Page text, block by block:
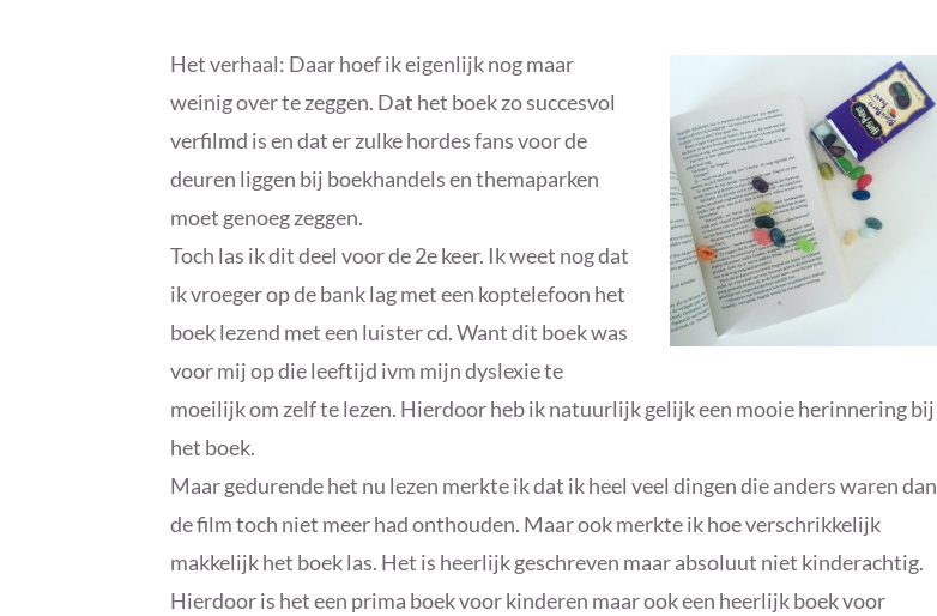
Het verhaal: Daar hoef ik eigenlijk nog maar
weinig over te zeggen. Dat het boek zo succesvol
verfilmd is en dat er zulke hordes fans voor de
deuren liggen bij boekhandels en themaparken
moet genoeg zeggen.
Toch las ik dit deel voor de 2e keer. Ik weet nog dat
ik vroeger op de bank lag met een koptelefoon het
boek lezend met een luister cd. Want dit boek was
voor mij op die leeftijd ivm mijn dyslexie te
moeilijk om zelf te lezen. Hierdoor heb ik natuurlijk gelijk een mooie herinnering bij
het boek.
Maar gedurende het nu lezen merkte ik dat ik heel veel dingen die anders waren dan
de film toch niet meer had onthouden. Maar ook merkte ik hoe verschrikkelijk
makkelijk het boek las. Het is heerlijk geschreven maar absoluut niet kinderachtig.
Hierdoor is het een prima boek voor kinderen maar ook een heerlijk boek voor